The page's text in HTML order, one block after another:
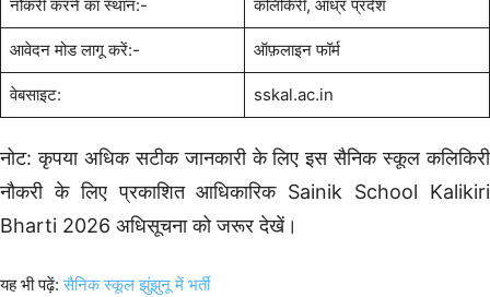
नौकरी करने का स्थान:- कलिकिरी, आंध्र प्रदेश
आवेदन मोड लागू करें:- ऑफ़लाइन फॉर्म
वेबसाइट: sskal.ac.in
नोट: कृपया अधिक सटीक जानकारी के लिए इस सैनिक स्कूल कलिकिरी
नौकरी के लिए प्रकाशित आधिकारिक Sainik School Kalikiri
Bharti 2026 अधिसूचना को जरूर देखें।
यह भी पढ़ें:सैनिक स्कूल झुंझुनू में भर्ती